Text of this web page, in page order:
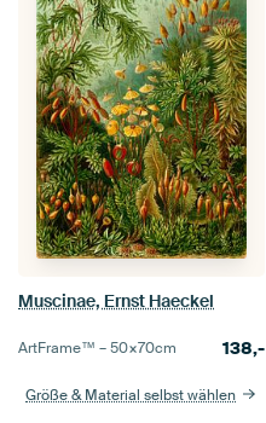
Muscinae, Ernst Haeckel
ArtFrame™ –50×70cm 138,-
Größe & Material selbst wählen